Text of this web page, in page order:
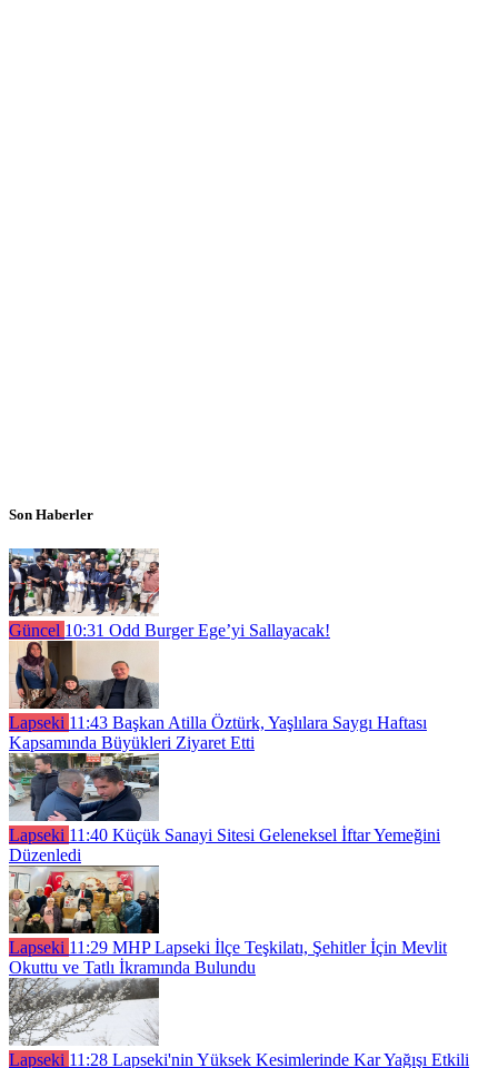
Son Haberler
Güncel 10:31 Odd Burger Ege’yi Sallayacak!
Lapseki 11:43 Başkan Atilla Öztürk, Yaşlılara Saygı Haftası
Kapsamında Büyükleri Ziyaret Etti
Lapseki 11:40 Küçük Sanayi Sitesi Geleneksel İftar Yemeğini
Düzenledi
Lapseki 11:29 MHP Lapseki İlçe Teşkilatı, Şehitler İçin Mevlit
Okuttu ve Tatlı İkramında Bulundu
Lapseki 11:28 Lapseki'nin Yüksek Kesimlerinde Kar Yağışı Etkili